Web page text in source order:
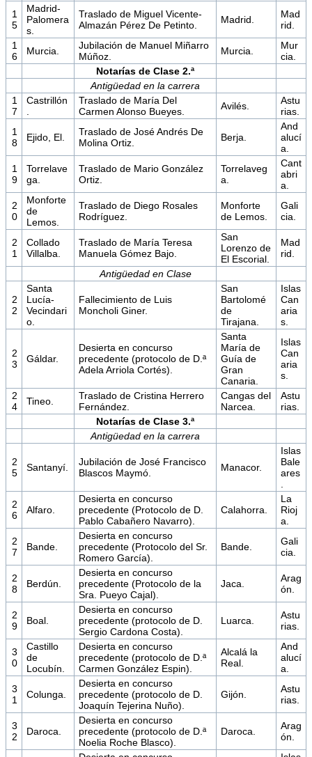
1
5
Madrid-
Palomera
s.
Traslado de Miguel Vicente-
Almazán Pérez De Petinto.
Madrid.
Mad
rid.
1
6
Murcia.
Jubilación de Manuel Miñarro
Múñoz.
Murcia.
Mur
cia.
Notarías de Clase 2.ª
Antigüedad en la carrera
1
7
Castrillón
Traslado de María Del
Carmen Alonso Bueyes.
Avilés.
Astu
rias.
1
8
Ejido, El.
Traslado de José Andrés De
Molina Ortiz.
Berja.
And
alucí
a.
1
9
Torrelave
ga.
Traslado de Mario González
Ortiz.
Torrelaveg
a.
Cant
abri
a.
2
0
Monforte
de
Lemos.
Traslado de Diego Rosales
Rodríguez.
Monforte
de Lemos.
Gali
cia.
2
1
Collado
Villalba.
Traslado de María Teresa
Manuela Gómez Bajo.
San
Lorenzo de
El Escorial.
Mad
rid.
Antigüedad en Clase
2
2
Santa
Lucía-
Vecindari
o.
Fallecimiento de Luis
Moncholi Giner.
San
Bartolomé
de
Tirajana.
Islas
Can
aria
s.
2
3
Gáldar.
Desierta en concurso
precedente (protocolo de D.ª
Adela Arriola Cortés).
Santa
María de
Guía de
Gran
Canaria.
Islas
Can
aria
s.
2
4
Tineo.
Traslado de Cristina Herrero
Fernández.
Cangas del
Narcea.
Astu
rias.
Notarías de Clase 3.ª
Antigüedad en la carrera
2
5
Santanyí.
Jubilación de José Francisco
Blascos Maymó.
Manacor.
Islas
Bale
ares
2
6
Alfaro.
Desierta en concurso
precedente (Protocolo de D.
Pablo Cabañero Navarro).
Calahorra.
La
Rioj
a.
2
7
Bande.
Desierta en concurso
precedente (Protocolo del Sr.
Romero García).
Bande.
Gali
cia.
2
8
Berdún.
Desierta en concurso
precedente (Protocolo de la
Sra. Pueyo Cajal).
Jaca.
Arag
ón.
2
9
Boal.
Desierta en concurso
precedente (protocolo de D.
Sergio Cardona Costa).
Luarca.
Astu
rias.
3
0
Castillo
de
Locubín.
Desierta en concurso
precedente (protocolo de D.ª
Carmen González Espin).
Alcalá la
Real.
And
alucí
a.
3
1
Colunga.
Desierta en concurso
precedente (protocolo de D.
Joaquín Tejerina Nuño).
Gijón.
Astu
rias.
3
2
Daroca.
Desierta en concurso
precedente (protocolo de D.ª
Noelia Roche Blasco).
Daroca.
Arag
ón.